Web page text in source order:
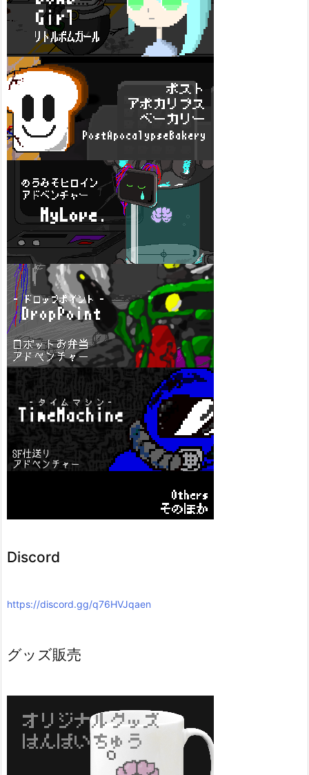
Discord
https://discord.gg/q76HVJqaen
グッズ販売